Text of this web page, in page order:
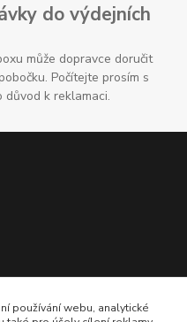
do výdejních
může dopravce doručit
Počítejte prosím s
důvod k reklamaci.
používání webu, analytické